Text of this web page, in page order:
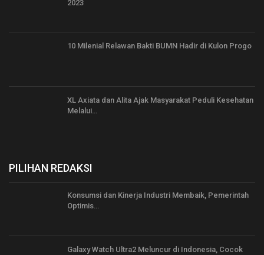
2023
10 Milenial Relawan Bakti BUMN Hadir di Kulon Progo
XL Axiata dan Alita Ajak Masyarakat Peduli Kesehatan
Melalui…
PILIHAN REDAKSI
Konsumsi dan Kinerja Industri Membaik, Pemerintah
Optimis…
Galaxy Watch Ultra2 Meluncur di Indonesia, Cocok